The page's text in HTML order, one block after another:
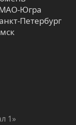
Югра
Петербург
1»